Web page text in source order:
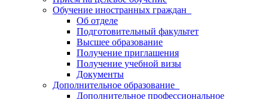
Обучение иностранных граждан
Об отделе
Подготовительный факультет
Высшее образование
Получение приглашения
Получение учебной визы
Документы
Дополнительное образование
Дополнительное профессиональное